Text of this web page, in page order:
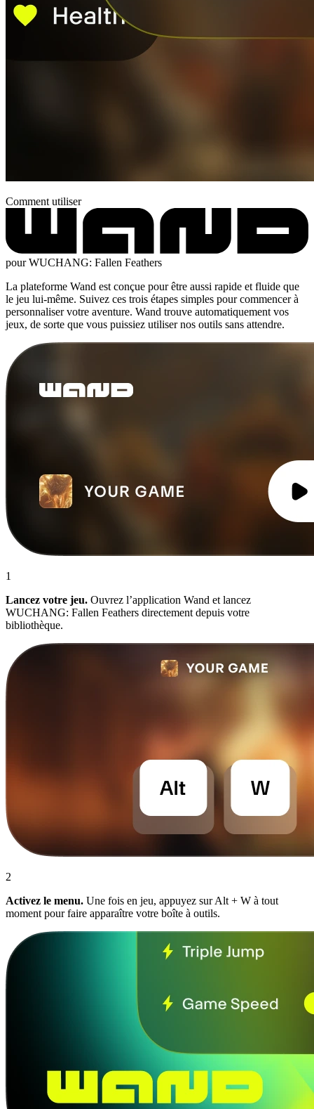
Comment utiliser
pour WUCHANG: Fallen Feathers
La plateforme Wand est conçue pour être aussi rapide et fluide que
le jeu lui-même. Suivez ces trois étapes simples pour commencer à
personnaliser votre aventure. Wand trouve automatiquement vos
jeux, de sorte que vous puissiez utiliser nos outils sans attendre.
1
Lancez votre jeu. Ouvrez l’application Wand et lancez
WUCHANG: Fallen Feathers directement depuis votre
bibliothèque.
2
Activez le menu. Une fois en jeu, appuyez sur Alt + W à tout
moment pour faire apparaître votre boîte à outils.